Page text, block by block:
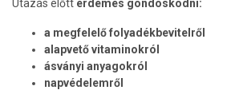
Utazás előtt érdemes gondoskodni:
a megfelelő folyadékbevitelről
alapvető vitaminokról
ásványi anyagokról
napvédelemről